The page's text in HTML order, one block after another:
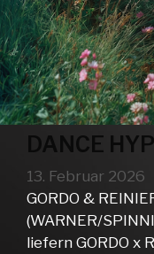
DANCE
13. Februar 2026
GORDO &
(WARNER/
liefern GORDO x